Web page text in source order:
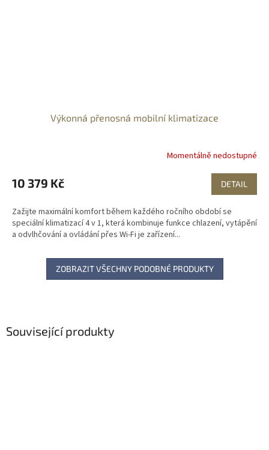
Související produkty
Výkonná přenosná mobilní klimatizace
Momentálně nedostupné
10 379 Kč DETAIL
Zažijte maximální komfort během každého ročního období se
speciální klimatizací 4 v 1, která kombinuje funkce chlazení, vytápění
a odvlhčování a ovládání přes Wi-Fi je zařízení...
ZOBRAZIT VŠECHNY PODOBNÉ PRODUKTY